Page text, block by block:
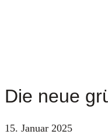
Die neue
15. Januar 2025